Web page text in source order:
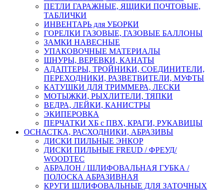
ПЕТЛИ ГАРАЖНЫЕ, ЯЩИКИ ПОЧТОВЫЕ,
ТАБЛИЧКИ
ИНВЕНТАРЬ для УБОРКИ
ГОРЕЛКИ ГАЗОВЫЕ, ГАЗОВЫЕ БАЛЛОНЫ
ЗАМКИ НАВЕСНЫЕ
УПАКОВОЧНЫЕ МАТЕРИАЛЫ
ШНУРЫ, ВЕРЕВКИ, КАНАТЫ
АДАПТЕРЫ, ТРОЙНИКИ, СОЕДИНИТЕЛИ,
ПЕРЕХОДНИКИ, РАЗВЕТВИТЕЛИ, МУФТЫ
КАТУШКИ ДЛЯ ТРИММЕРА, ЛЕСКИ
МОТЫЖКИ, РЫХЛИТЕЛИ, ТЯПКИ
ВЕДРА, ЛЕЙКИ, КАНИСТРЫ
ЭКИПЕРОВКА
ПЕРЧАТКИ ХБ с ПВХ, КРАГИ, РУКАВИЦЫ
ОСНАСТКА, РАСХОДНИКИ, АБРАЗИВЫ
ДИСКИ ПИЛЬНЫЕ ЭНКОР
ДИСКИ ПИЛЬНЫЕ FREUD / ФРЕУД/
WOODTEC
АБРАЛОН / ШЛИФОВАЛЬНАЯ ГУБКА /
ПОЛОСКА АБРАЗИВНАЯ
КРУГИ ШЛИФОВАЛЬНЫЕ ДЛЯ ЗАТОЧНЫХ